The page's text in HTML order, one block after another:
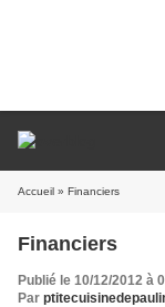
Accueil » Financiers
Financiers
Publié le 10/12/2012 à
Par